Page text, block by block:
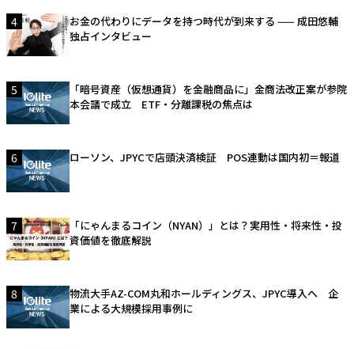
4
お金の代わりにデータを持つ時代が到来する —— 成田悠輔
独占インタビュー
5
「暗号資産（仮想通貨）を金融商品に」金商法改正案が参院
本会議で成立 ETF・分離課税の焦点は
6 ローソン、JPYCで店頭決済検証 POS連動は国内初＝報道
7
「にゃんまるコイン（NYAN）」とは？実用性・将来性・投
資価値を徹底解説
8
物流大手AZ-COM丸和ホールディングス、JPYC導入へ 企
業による大規模採用事例に